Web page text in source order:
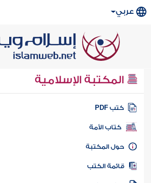
عربي
المكتبة الإسلامية
كتب PDF
كتاب الأمة
المكتبة